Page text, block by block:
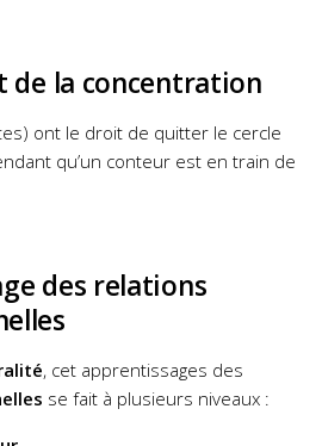
de la concentration
ont le droit de quitter le cercle
qu’un conteur est en train de
des relations
, cet apprentissages des
se fait à plusieurs niveaux :